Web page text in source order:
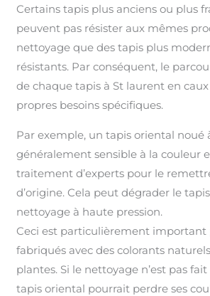
Certains tapis plus anciens ou plus
peuvent pas résister aux mêmes
nettoyage que des tapis plus
résistants. Par conséquent, le
de chaque tapis à St laurent en
propres besoins spécifiques.
Par exemple, un tapis oriental noué
généralement sensible à la couleur
traitement d’experts pour le
d’origine. Cela peut dégrader le
nettoyage à haute pression.
Ceci est particulièrement important
fabriqués avec des colorants
plantes. Si le nettoyage n’est pas
tapis oriental pourrait perdre ses